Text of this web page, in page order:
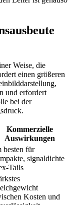
Weise, die
einen größeren
und erfordert
bei der
Kommerzielle
Auswirkungen
besten für
signaldichte
Tails
Kosten und